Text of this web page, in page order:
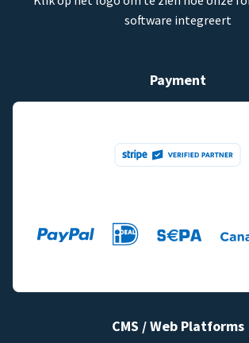
software integreert
Payment
CMS / Web Platforms